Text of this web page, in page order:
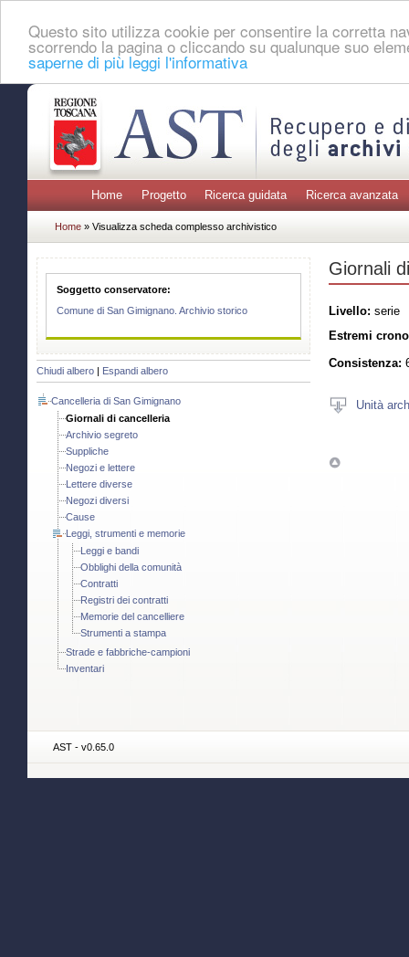
Questo sito utilizza cookie per consentire la corretta
scorrendo la pagina o cliccando su qualunque suo
saperne di più leggi l'informativa
Home Progetto Ricerca guidata Ricerca avanzata
Home » Visualizza scheda complesso archivistico
Soggetto conservatore:
Comune di San Gimignano. Archivio storico
Chiudi albero Espandi albero
Cancelleria di San Gimignano
Giornali di cancelleria
Archivio segreto
Suppliche
Negozi e lettere
Lettere diverse
Negozi diversi
Cause
Leggi, strumenti e memorie
Leggi e bandi
Obblighi della comunità
Contratti
Registri dei contratti
Memorie del cancelliere
Strumenti a stampa
Strade e fabbriche-campioni
Inventari
Giornali
Livello: serie
Estremi
Consistenza:
Unità
AST - v0.65.0